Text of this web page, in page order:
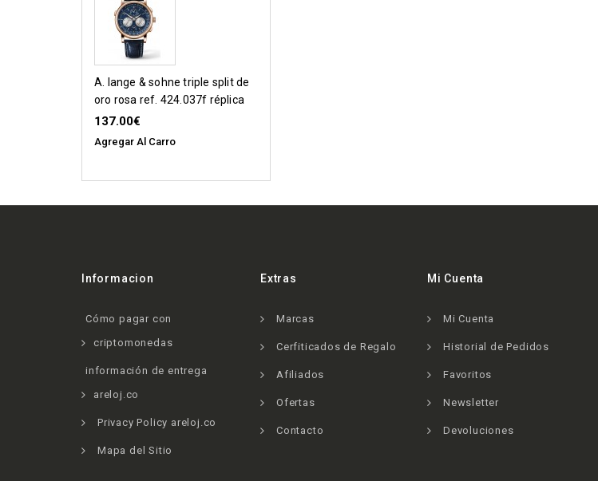
a. lange & sohne triple split de
oro rosa ref. 424.037f réplica
de reloj
137.00€
Agregar Al Carro
Informacion
Cómo pagar con
criptomonedas
información de entrega
areloj.co
Privacy Policy areloj.co
Mapa del Sitio
Extras
Marcas
Cerfiticados de Regalo
Afiliados
Ofertas
Contacto
Mi Cuenta
Mi Cuenta
Historial de Pedidos
Favoritos
Newsletter
Devoluciones